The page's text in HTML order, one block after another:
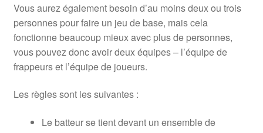
Vous aurez également besoin d’au moins deux ou trois
personnes pour faire un jeu de base, mais cela
fonctionne beaucoup mieux avec plus de personnes,
vous pouvez donc avoir deux équipes – l’équipe de
frappeurs et l’équipe de joueurs.
Les règles sont les suivantes :
Le batteur se tient devant un ensemble de